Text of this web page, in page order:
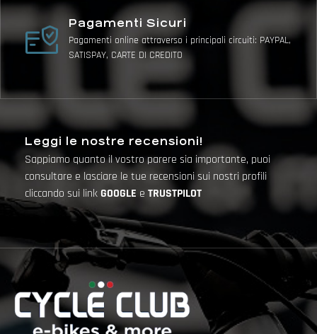
Pagamenti Sicuri
Pagamenti online attraverso i principali circuiti: PAYPAL,
SATISPAY, CARTE DI CREDITO
Leggi le nostre recensioni!
Sappiamo quanto il vostro parere sia importante, puoi
consultare e lasciare le tue recensioni sui nostri profili
cliccando sui linkGOOGLE e TRUSTPILOT